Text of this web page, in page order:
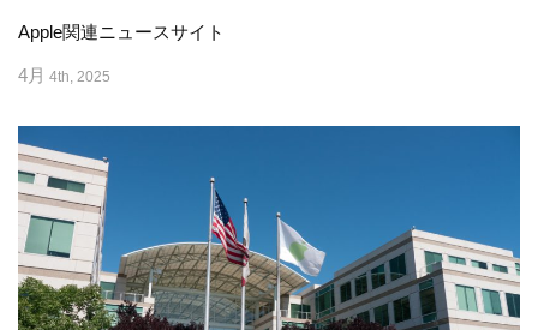
Apple関連ニュースサイト
4月 4th, 2025